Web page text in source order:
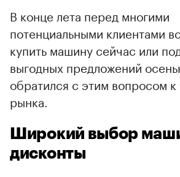
В конце лета перед многими
потенциальными клиентами
купить машину сейчас или
выгодных предложений
обратился с этим вопросом к
рынка.
Широкий выбор
дисконты